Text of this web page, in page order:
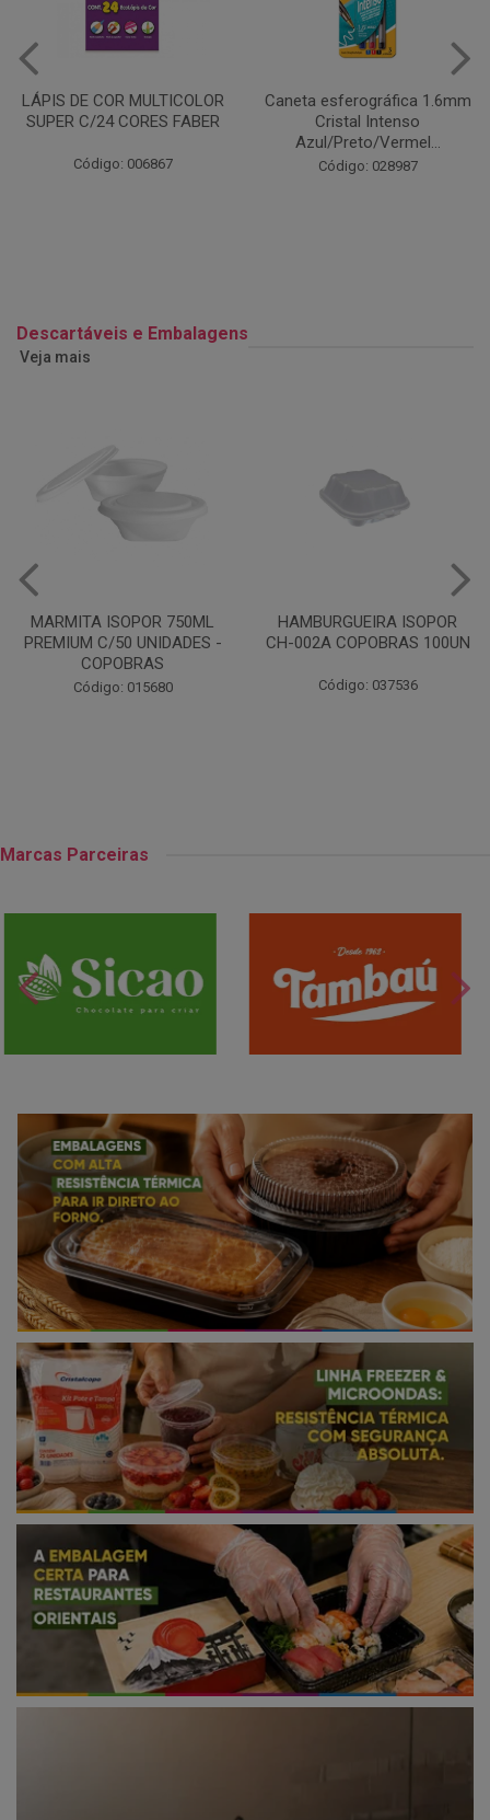
Caneta esferográfica 1.6mm
Cristal Intenso
Código: 028987
COLA EM BASTÃO 40G - LEO
& LEO
Código: 028164
Descartáveis e Embalagens
Veja mais
HAMBURGUEIRA ISOPOR
CH-002A COPOBRAS 100UN
Código: 037536
CAIXA PARDA PIZZA N30
OITAVADA BALUARTE C/10
Código: 001124
Marcas Parceiras